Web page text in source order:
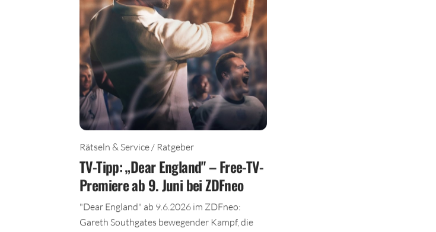
Rätseln & Service / Ratgeber
TV-Tipp: „Dear England" – Free-TV-
Premiere ab 9. Juni bei ZDFneo
"Dear England" ab 9.6.2026 im ZDFneo:
Gareth Southgates bewegender Kampf, die